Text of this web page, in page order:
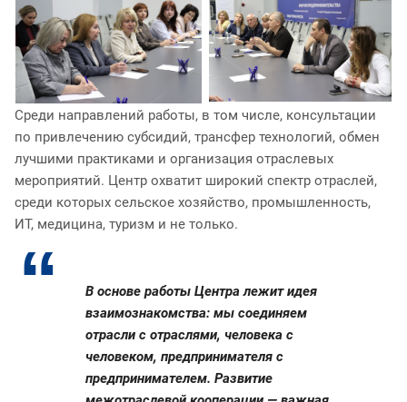
Среди направлений работы, в том числе, консультации
по привлечению субсидий, трансфер технологий, обмен
лучшими практиками и организация отраслевых
мероприятий. Центр охватит широкий спектр отраслей,
среди которых сельское хозяйство, промышленность,
ИТ, медицина, туризм и не только.
В основе работы Центра лежит идея
взаимознакомства: мы соединяем
отрасли с отраслями, человека с
человеком, предпринимателя с
предпринимателем. Развитие